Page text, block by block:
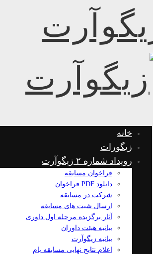
خانه
زیگورات
رویداد شماره ۲ زیگوآرت
فراخوان مسابقه
دانلود PDF فراخوان
شرکت در مسابقه
ارسال شیت های مسابقه
آثار برگزیده مرحله اول داوری
بیانیه هیئت داوران
بیانیه زیگوآرت
اعلام نتایج نهایی مسابقه بام